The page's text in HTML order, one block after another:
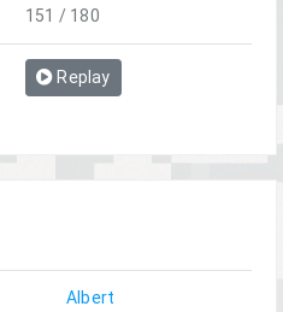
151 / 180
Replay
Albert